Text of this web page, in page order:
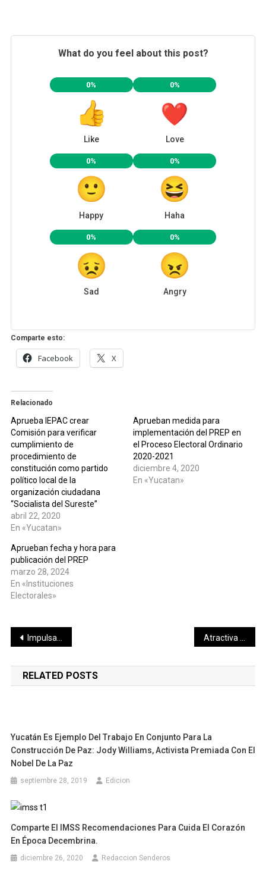
What do you feel about this post?
0%
Like
0%
Love
0%
Happy
0%
Haha
0%
Sad
0%
Angry
Comparte esto:
Facebook X
Relacionado
Aprueba IEPAC crear
Comisión para verificar
cumplimiento de
procedimiento de
constitución como partido
político local de la
organización ciudadana
“Socialista del Sureste”
abril 22, 2020
En «Yucatan»
Aprueban medida para
implementación del PREP en
el Proceso Electoral Ordinario
2020-2021
diciembre 4, 2020
En «Yucatan»
Aprueban fecha y hora para
publicación del PREP
marzo 28, 2024
En «Instituciones
Electorales»
Navegación
de
entradas
Impulsarán el conocimiento de la protección de datos personales y el derecho a saber en el CONALEP
RELATED POSTS
Yucatán Es Ejemplo Del Trabajo En Conjunto Para La
Construcción De Paz: Jody Williams, Activista Premiada Con El
Nobel De La Paz
septiembre 28, 2019 Edicion
Comparte El IMSS Recomendaciones Para Cuida El Corazón
En Época Decembrina.
diciembre 26, 2020 Redaccion Senderos